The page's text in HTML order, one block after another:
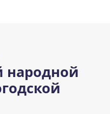
народной